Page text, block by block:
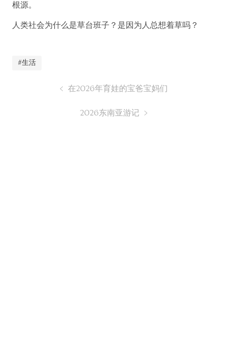
根源。
人类社会为什么是草台班子？是因为人总想着草吗？
#生活
在2026年育娃的宝爸宝妈们
2026东南亚游记